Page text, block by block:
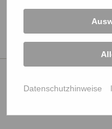
VDSI Mitgliedschaft
Datenschutzhinweise